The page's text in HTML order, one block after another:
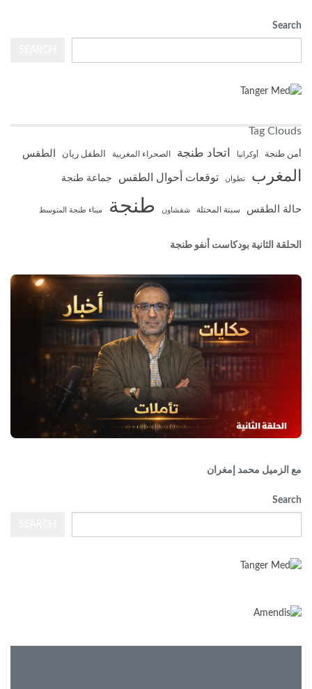
Search
Tag Clouds
أمن طنجة أوكرانيا اتحاد طنجة الصحراء المغربية الطفل ريان الطقس
المغرب تطوان توقعات أحوال الطقس جماعة طنجة
حالة الطقس سبتة المحتلة شفشاون طنجة ميناء طنجة المتوسط
الحلقة الثانية بودكاست أنفو طنجة
مع الزميل محمد إمغران
Search